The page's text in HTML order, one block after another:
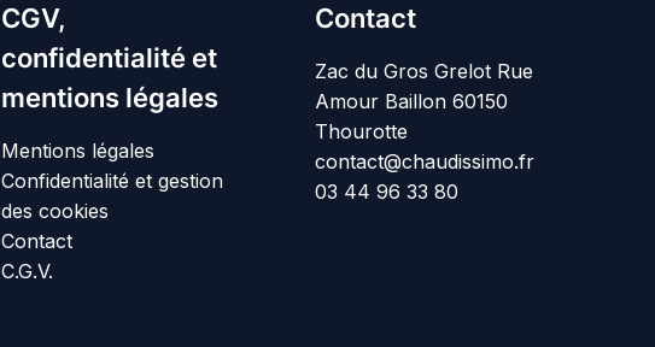
CGV,
confidentialité et
mentions légales
Mentions légales
Confidentialité et gestion
des cookies
Contact
C.G.V.
Contact
Zac du Gros Grelot Rue
Amour Baillon 60150
Thourotte
contact@chaudissimo.fr
03 44 96 33 80